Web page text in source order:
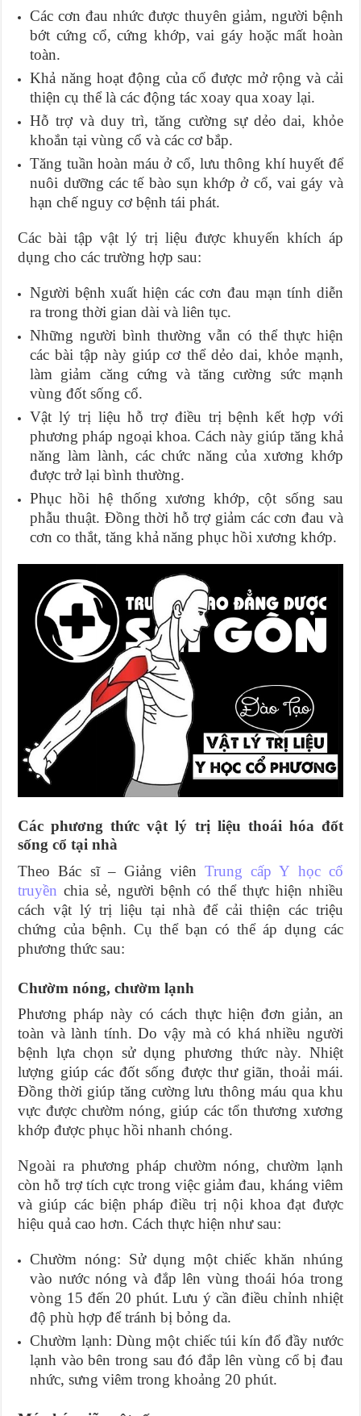
Các cơn đau nhức được thuyên giảm, người bệnh
bớt cứng cổ, cứng khớp, vai gáy hoặc mất hoàn
toàn.
Khả năng hoạt động của cổ được mở rộng và cải
thiện cụ thể là các động tác xoay qua xoay lại.
Hỗ trợ và duy trì, tăng cường sự dẻo dai, khỏe
khoắn tại vùng cổ và các cơ bắp.
Tăng tuần hoàn máu ở cổ, lưu thông khí huyết để
nuôi dưỡng các tế bào sụn khớp ở cổ, vai gáy và
hạn chế nguy cơ bệnh tái phát.
Các bài tập vật lý trị liệu được khuyến khích áp
dụng cho các trường hợp sau:
Người bệnh xuất hiện các cơn đau mạn tính diễn
ra trong thời gian dài và liên tục.
Những người bình thường vẫn có thể thực hiện
các bài tập này giúp cơ thể dẻo dai, khỏe mạnh,
làm giảm căng cứng và tăng cường sức mạnh
vùng đốt sống cổ.
Vật lý trị liệu hỗ trợ điều trị bệnh kết hợp với
phương pháp ngoại khoa. Cách này giúp tăng khả
năng làm lành, các chức năng của xương khớp
được trở lại bình thường.
Phục hồi hệ thống xương khớp, cột sống sau
phẫu thuật. Đồng thời hỗ trợ giảm các cơn đau và
cơn co thắt, tăng khả năng phục hồi xương khớp.
Các phương thức vật lý trị liệu thoái hóa đốt
sống cổ tại nhà
Theo Bác sĩ – Giảng viênTrung cấp Y học cổ
truyền chia sẻ, người bệnh có thể thực hiện nhiều
cách vật lý trị liệu tại nhà để cải thiện các triệu
chứng của bệnh. Cụ thể bạn có thể áp dụng các
phương thức sau:
Chườm nóng, chườm lạnh
Phương pháp này có cách thực hiện đơn giản, an
toàn và lành tính. Do vậy mà có khá nhiều người
bệnh lựa chọn sử dụng phương thức này. Nhiệt
lượng giúp các đốt sống được thư giãn, thoải mái.
Đồng thời giúp tăng cường lưu thông máu qua khu
vực được chườm nóng, giúp các tổn thương xương
khớp được phục hồi nhanh chóng.
Ngoài ra phương pháp chườm nóng, chườm lạnh
còn hỗ trợ tích cực trong việc giảm đau, kháng viêm
và giúp các biện pháp điều trị nội khoa đạt được
hiệu quả cao hơn. Cách thực hiện như sau:
Chườm nóng: Sử dụng một chiếc khăn nhúng
vào nước nóng và đắp lên vùng thoái hóa trong
vòng 15 đến 20 phút. Lưu ý cần điều chỉnh nhiệt
độ phù hợp để tránh bị bỏng da.
Chườm lạnh: Dùng một chiếc túi kín đổ đầy nước
lạnh vào bên trong sau đó đắp lên vùng cổ bị đau
nhức, sưng viêm trong khoảng 20 phút.